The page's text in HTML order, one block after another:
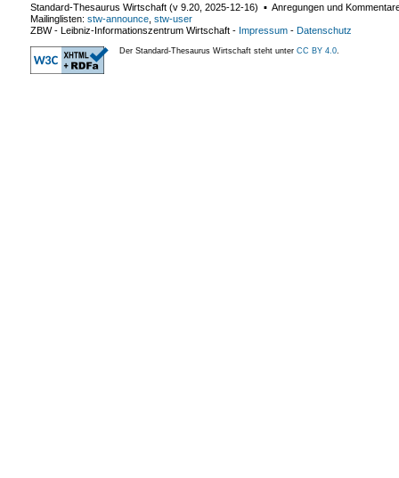
Standard-Thesaurus Wirtschaft (v 9.20 2025-12-16) ▪ Anregungen und
Mailinglisten: stw-announce stw-user
ZBW - Leibniz-Informationszentrum Wirtschaft - Impressum - Datenschutz
Der Standard-Thesaurus Wirtschaft steht unter CC BY 4.0